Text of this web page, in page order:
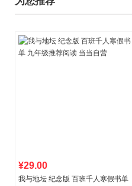
¥29.00
我与地坛 纪念版 百班千人寒假书单